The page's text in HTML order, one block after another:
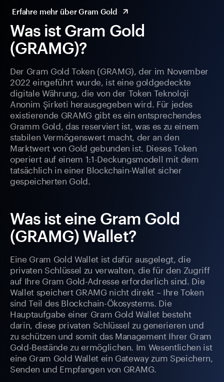
Was ist Gram Gold
(GRAMG)?
Der Gram Gold Token (GRAMG), der im November
2022 eingeführt wurde, ist eine goldgedeckte
digitale Währung, die von der Token Teknoloji
Anonim Şirketi herausgegeben wird. Für jedes
existierende GRAMG gibt es ein entsprechendes
Gramm Gold, das reserviert ist, was es zu einem
stabilen Vermögenswert macht, der an den
Marktwert von Gold gebunden ist. Dieses Token
operiert auf einem 1:1-Deckungsmodell mit dem
tatsächlich in einer Blockchain-Wallet sicher
gespeicherten Gold.
Was ist eine Gram Gold
(GRAMG) Wallet?
Eine Gram Gold Wallet ist dafür ausgelegt, die
privaten Schlüssel zu verwalten, die für den Zugriff
auf Ihre Gram Gold-Adresse erforderlich sind. Die
Wallet speichert GRAMG nicht direkt – Ihre Token
sind Teil des Blockchain-Ökosystems. Die
Hauptaufgabe einer Gram Gold Wallet besteht
darin, diese privaten Schlüssel zu generieren und
zu schützen und somit das Management Ihrer Gram
Gold-Bestände zu ermöglichen. Im Wesentlichen ist
eine Gram Gold Wallet ein Gateway zum Speichern,
Senden und Empfangen von GRAMG.
Erfahre mehr über Gram Gold